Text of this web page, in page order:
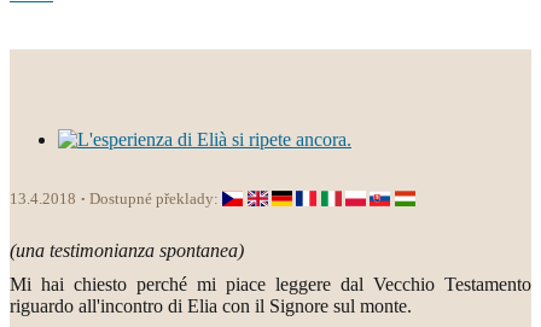
13.4.2018 Dostupné překlady:
(una testimonianza spontanea)
Mi hai chiesto perché mi piace leggere dal Vecchio Testamento
riguardo all'incontro di Elia con il Signore sul monte.